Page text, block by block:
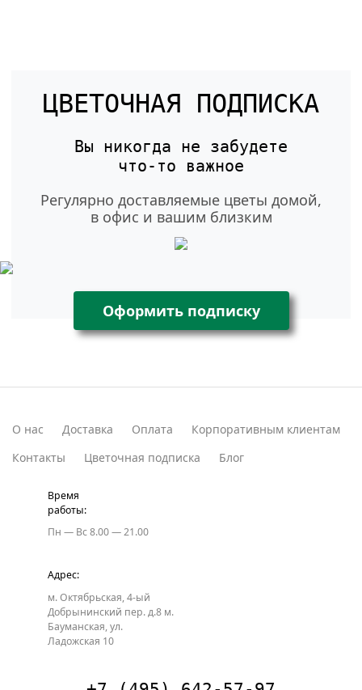
ЦВЕТОЧНАЯ ПОДПИСКА
Вы никогда не забудете
что-то важное
Регулярно доставляемые цветы домой,
в офис и вашим близким
Оформить подписку
О нас Доставка Оплата
Корпоративным клиентам
Контакты
Цветочная подписка Блог
Время
работы:
Пн — Вс8.00 — 21.00
Адрес:
м. Октябрьская, 4-ый
Добрынинский пер. д.8м.
Бауманская, ул.
Ладожская 10